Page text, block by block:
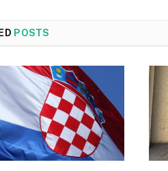
POSTS